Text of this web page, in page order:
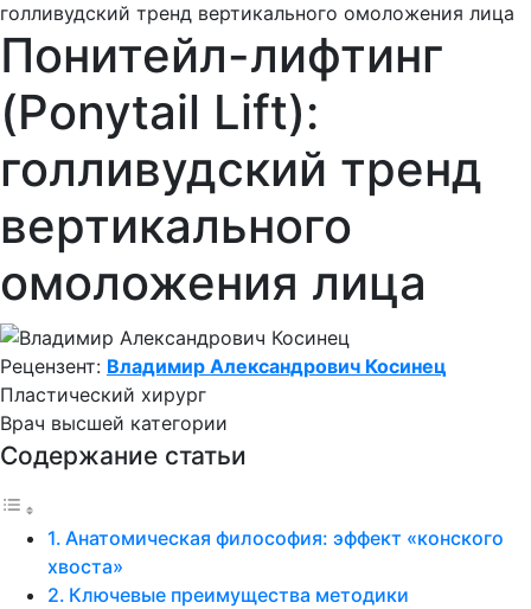
голливудский тренд вертикального омоложения лица
Понитейл-лифтинг
(Ponytail Lift):
голливудский тренд
вертикального
омоложения лица
Рецензент: Владимир Александрович Косинец
Пластический хирург
Врач высшей категории
Содержание статьи
Анатомическая философия: эффект «конского
хвоста»
Ключевые преимущества методики